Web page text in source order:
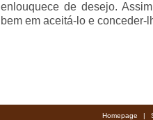
enlouquece de desejo.
bem em aceitá-lo e conceder-
Homepage |